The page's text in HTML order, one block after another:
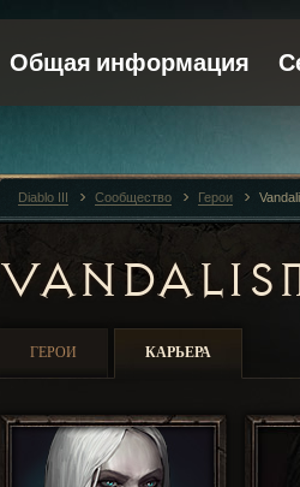
ГЕРОИ КАРЬЕРА
Diablo III Сообщество Герои